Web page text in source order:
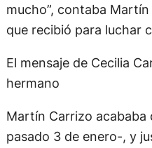
mucho”, contaba
que recibió para luchar
El mensaje de Cecilia
hermano
Martín Carrizo acababa
pasado 3 de enero-, y